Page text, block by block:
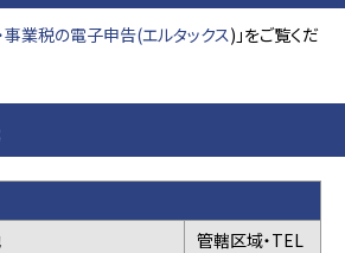
事業税の電子申告(エルタックス)」をご覧くだ
管轄区域・TEL